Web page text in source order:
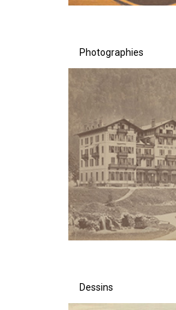
Photographies
Dessins